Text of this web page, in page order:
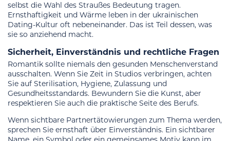
selbst die Wahl des Straußes Bedeutung tragen.
Ernsthaftigkeit und Wärme leben in der ukrainischen
Dating-Kultur oft nebeneinander. Das ist Teil dessen, was
sie so anziehend macht.
Sicherheit, Einverständnis und rechtliche Fragen
Romantik sollte niemals den gesunden Menschenverstand
ausschalten. Wenn Sie Zeit in Studios verbringen, achten
Sie auf Sterilisation, Hygiene, Zulassung und
Gesundheitsstandards. Bewundern Sie die Kunst, aber
respektieren Sie auch die praktische Seite des Berufs.
Wenn sichtbare Partnertätowierungen zum Thema werden,
sprechen Sie ernsthaft über Einverständnis. Ein sichtbarer